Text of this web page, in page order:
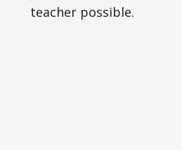
teacher possible.